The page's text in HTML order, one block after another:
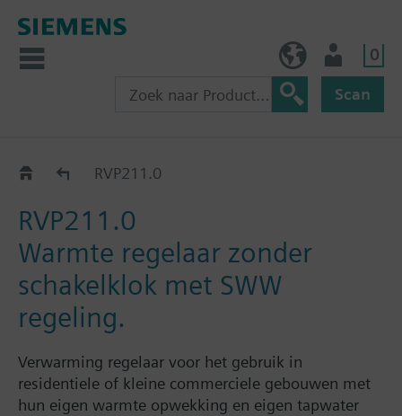
0
Scan
RVP211..RVP211.0
RVP211.0
Warmte regelaar zonder
schakelklok met SWW
regeling.
Verwarming regelaar voor het gebruik in
residentiele of kleine commerciele gebouwen met
hun eigen warmte opwekking en eigen tapwater